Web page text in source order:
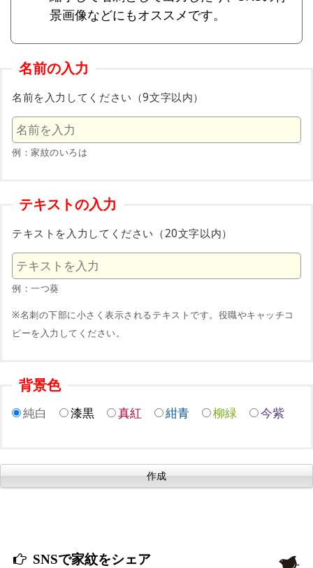
景画像などにもオススメです。
名前の入力
名前を入力してください（9文字以内）
例：家紋のいろは
テキストの入力
テキストを入力してください（20文字以内）
例：一つ葵
※名刺の下部に小さく表示されるテキストです。役職やキャッチコ
ピーを入力してください。
背景色
純白 漆黒 真紅 紺青 柳緑 今紫
SNSで家紋をシェア